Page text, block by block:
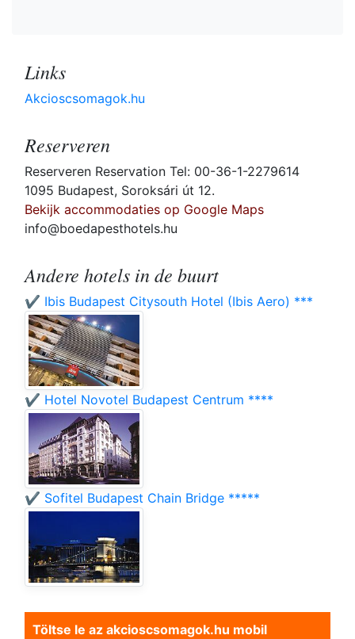
Links
Akcioscsomagok.hu
Reserveren
Reserveren Reservation Tel: 00-36-1-2279614
1095 Budapest, Soroksári út 12.
Bekijk accommodaties op Google Maps
info@boedapesthotels.hu
Andere hotels in de buurt
✔️ Ibis Budapest Citysouth Hotel (Ibis Aero) ***
✔️ Hotel Novotel Budapest Centrum ****
✔️ Sofitel Budapest Chain Bridge *****
Töltse le az akcioscsomagok.hu mobil